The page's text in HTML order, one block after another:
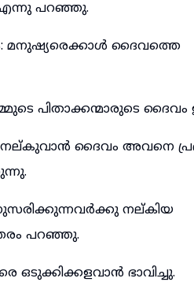
പറഞ്ഞു.
മനുഷ്യരെക്കാൾ ദൈവത്തെ
പിതാക്കന്മാരുടെ ദൈവം
നല്കുവാൻ ദൈവം അവനെ
നല്കിയ
പറഞ്ഞു.
ഭാവിച്ചു.